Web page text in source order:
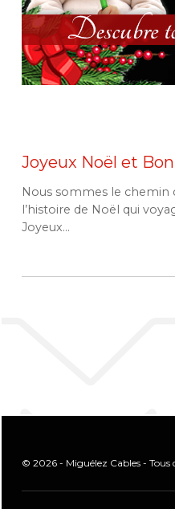
Joyeux Noël et
Nous sommes le chemin
l’histoire de Noël qui
Joyeux...
© 2026 - Miguélez Cables - Tous